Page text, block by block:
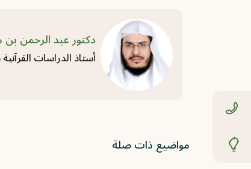
دكتور عبد الرحمن
أستاذ الدراسات
مواضيع ذات صلة